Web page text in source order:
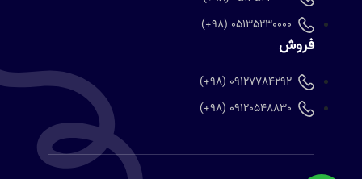
05135230000 (98+)
فروش
09127784292 (98+)
09120548830 (98+)